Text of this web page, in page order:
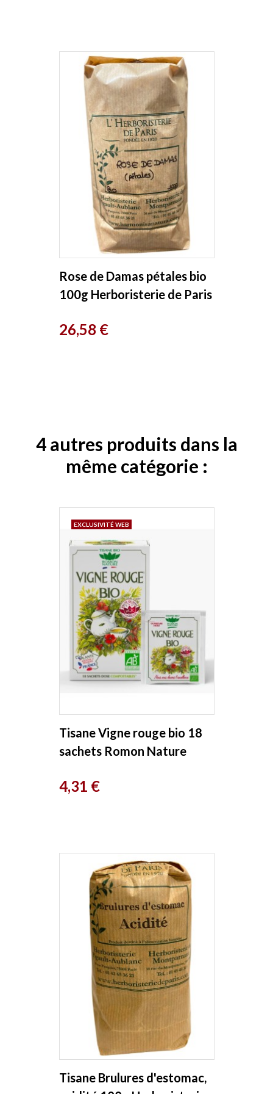
Rose de Damas pétales bio
100g Herboristerie de Paris
Prix
26,58 €
4 autres produits dans la
même catégorie :
Tisane Vigne rouge bio 18
sachets Romon Nature
Prix
4,31 €
EXCLUSIVITÉ WEB
Tisane Brulures d'estomac,